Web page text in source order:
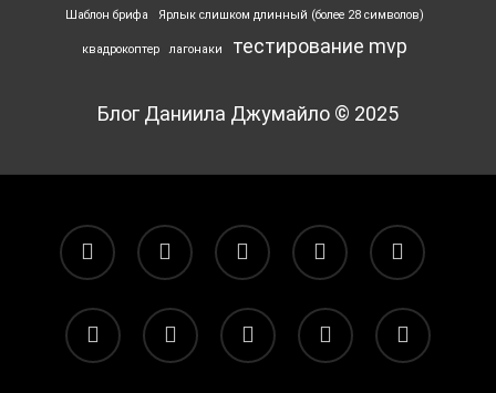
Шаблон брифа Ярлык ‎слишком длинный (более 28 символов)
квадрокоптер лагонаки тестирование mvp
Блог Даниила Джумайло © 2025
facebook pinterest linkedin youtube flickr
vk yelp telegram tiktok email